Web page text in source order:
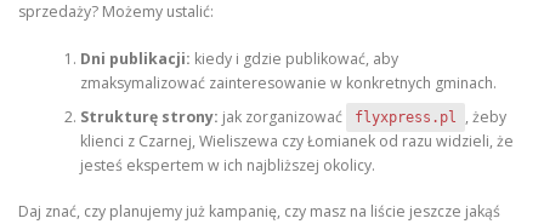
sprzedaży? Możemy ustalić:
Dni publikacji: kiedy i gdzie publikować, aby
zmaksymalizować zainteresowanie w konkretnych gminach.
Strukturę strony: jak zorganizować flyxpress.pl
, żeby
klienci z Czarnej, Wieliszewa czy Łomianek od razu widzieli, że
jesteś ekspertem w ich najbliższej okolicy.
Daj znać, czy planujemy już kampanię, czy masz na liście jeszcze jakąś